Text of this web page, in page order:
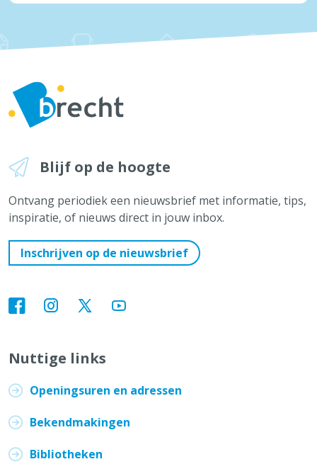
Blijf op de hoogte
Ontvang periodiek een nieuwsbrief met informatie, tips,
inspiratie, of nieuws direct in jouw inbox.
Inschrijven op de nieuwsbrief
Nuttige links
Openingsuren en adressen
Bekendmakingen
Bibliotheken